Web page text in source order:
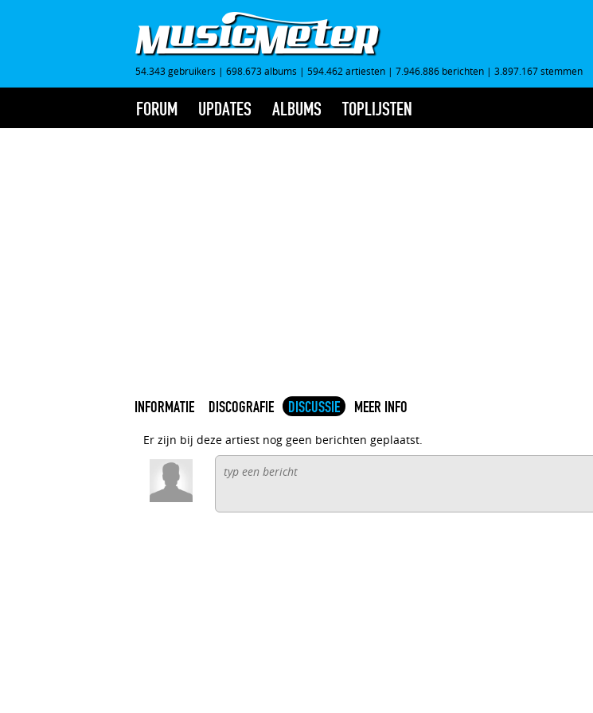
54.343 gebruikers | 698.673 albums | 594.462 artiesten | 7.946.886 berichten | 3.897.167 stemmen
FORUM UPDATES ALBUMS TOPLIJSTEN
INFORMATIE DISCOGRAFIE DISCUSSIE MEER INFO
Er zijn bij deze artiest nog geen berichten geplaatst.